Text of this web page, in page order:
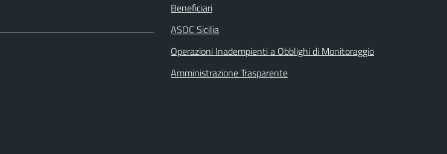
Beneficiari
ASOC Sicilia
Operazioni Inadempienti a Obblighi di Monitoraggio
Amministrazione Trasparente